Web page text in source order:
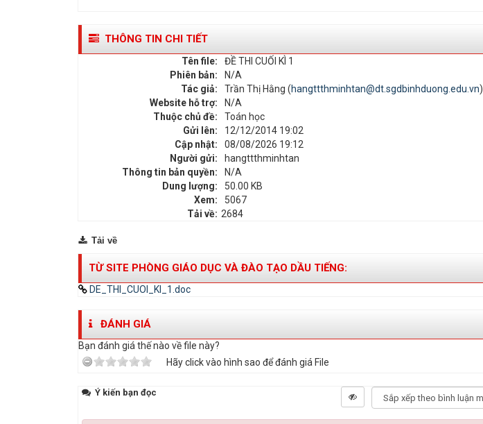
THÔNG TIN CHI TIẾT
Tên file:
ĐỀ THI CUỐI KÌ 1
Phiên bản:
N/A
Tác giả:
Trần Thị Hằng (hangttthminhtan@dt.sgdbinhduong.edu.vn)
Website hỗ trợ:
N/A
Thuộc chủ đề:
Toán học
Gửi lên:
12/12/2014 19:02
Cập nhật:
08/08/2026 19:12
Người gửi:
hangttthminhtan
Thông tin bản quyền:
N/A
Dung lượng:
50.00 KB
Xem:
5067
Tải về: 2684
Tải về
TỪ SITE PHÒNG GIÁO DỤC VÀ ĐÀO TẠO DẦU TIẾNG:
DE_THI_CUOI_KI_1.doc
ĐÁNH GIÁ
Bạn đánh giá thế nào về file này?
Hãy click vào hình sao để đánh giá File
Ý kiến bạn đọc